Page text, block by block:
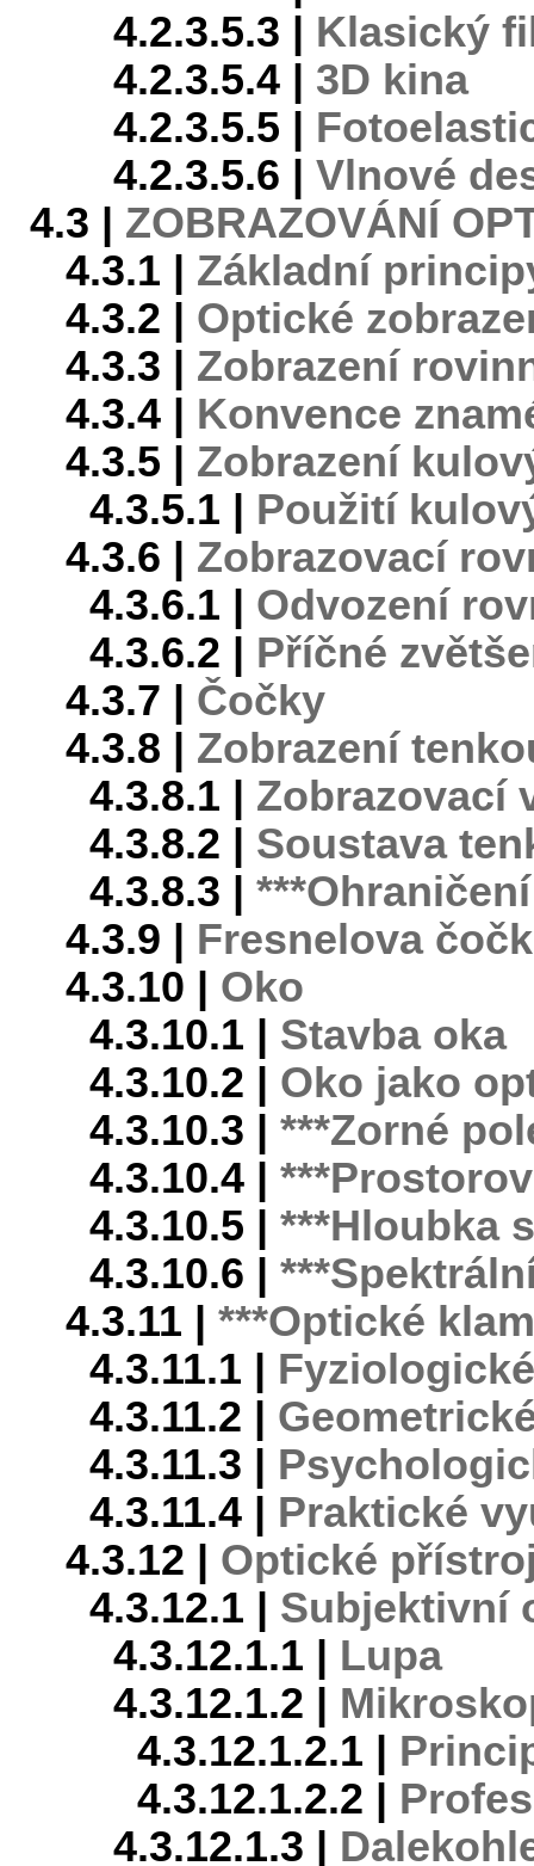
4.2.3.5.3 | Klasický
4.2.3.5.4 | 3D kina
4.2.3.5.5 |
4.2.3.5.6 | Vlnové
4.3 | ZOBRAZOVÁNÍ
4.3.1 | Základní
4.3.2 | Optické
4.3.3 | Zobrazení
4.3.4 | Konvence
4.3.5 | Zobrazení
4.3.5.1 | Použití
4.3.6 | Zobrazovací
4.3.6.1 | Odvození
4.3.6.2 | Příčné
4.3.7 | Čočky
4.3.8 | Zobrazení
4.3.8.1 | Zobrazovací
4.3.8.2 | Soustava
4.3.8.3 |
4.3.9 | Fresnelova
4.3.10 | Oko
4.3.10.1 | Stavba oka
4.3.10.2 | Oko jako
4.3.10.3 | ***Zorné
4.3.10.4 |
4.3.10.5 | ***Hloubka
4.3.10.6 |
4.3.11 | ***Optické
4.3.11.1 |
4.3.11.2 |
4.3.11.3 |
4.3.11.4 | Praktické
4.3.12 | Optické
4.3.12.1 | Subjektivní
4.3.12.1.1 | Lupa
4.3.12.1.2 |
4.3.12.1.2.1 |
4.3.12.1.2.2 |
4.3.12.1.3 |